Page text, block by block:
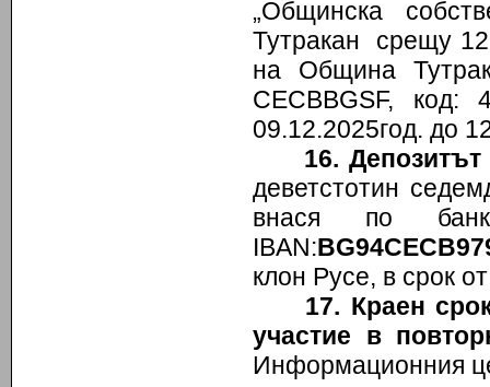
„Общинска
Тутракан срещу
на Община
CECBBGSF,
09.12.2025год. до
16.
деветстотин
внася по
IBAN:BG94СЕСB
клон Русе, в срок
17. Краен
участие в
Информационния